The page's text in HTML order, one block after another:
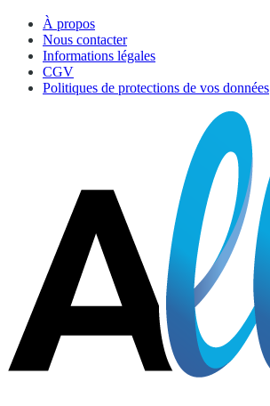
À propos
Nous contacter
Informations légales
CGV
Politiques de protections de vos données